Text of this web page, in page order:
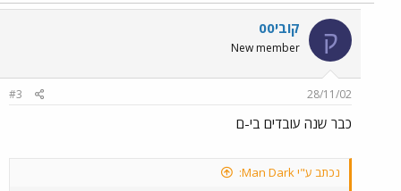
ק קובי00
New member
28/11/02
#3
כבר שנה עובדים בי-ם
נכתב ע"י Man Dark: